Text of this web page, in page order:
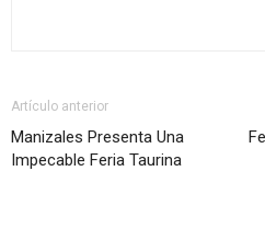
Artículo anterior
Manizales Presenta Una
Impecable Feria Taurina